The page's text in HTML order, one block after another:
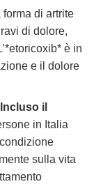
forma di artrite
di dolore,
è in
e il dolore
il
in Italia
sulla vita